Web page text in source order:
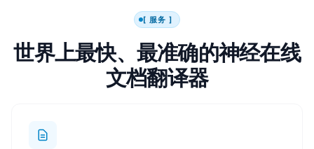
[ 服务 ]
世界上最快、最准确的神经在线
文档翻译器